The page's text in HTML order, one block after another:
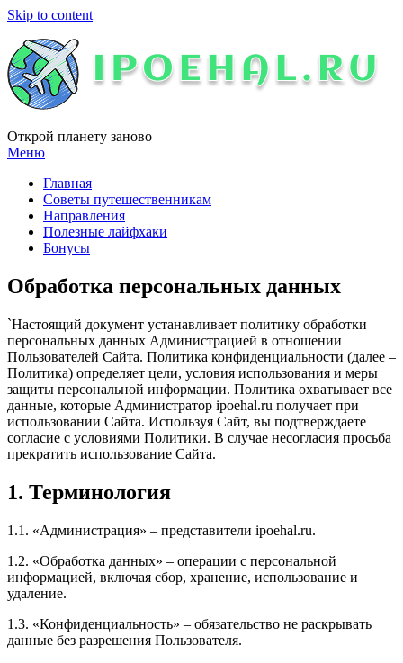
Skip to content
Открой планету заново
Меню
Главная
Советы путешественникам
Направления
Полезные лайфхаки
Бонусы
Обработка персональных данных
`Настоящий документ устанавливает политику обработки
персональных данных Администрацией в отношении
Пользователей Сайта. Политика конфиденциальности (далее –
Политика) определяет цели, условия использования и меры
защиты персональной информации. Политика охватывает все
данные, которые Администратор ipoehal.ru получает при
использовании Сайта. Используя Сайт, вы подтверждаете
согласие с условиями Политики. В случае несогласия просьба
прекратить использование Сайта.
1. Терминология
1.1. «Администрация» – представители ipoehal.ru.
1.2. «Обработка данных» – операции с персональной
информацией, включая сбор, хранение, использование и
удаление.
1.3. «Конфиденциальность» – обязательство не раскрывать
данные без разрешения Пользователя.